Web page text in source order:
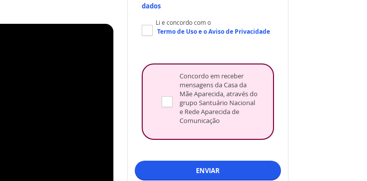
dados
Li e concordo com o
Termo de Usoe oAviso de Privacidade
Concordo em receber
mensagens da Casa da
Mãe Aparecida, através do
grupo Santuário Nacional
e Rede Aparecida de
Comunicação
ENVIAR